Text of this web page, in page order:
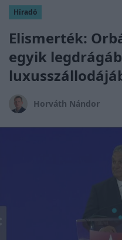
Híradó
Elismerték:
egyik
Horváth Nándor